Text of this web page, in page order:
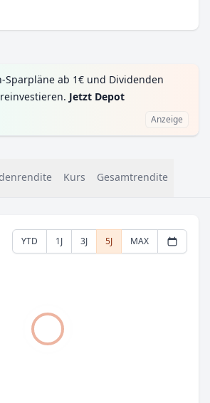
Sparpläne ab 1€ und Dividenden
Jetzt Depot
Anzeige
Kurs Gesamtrendite
YTD 1J 3J 5J MAX